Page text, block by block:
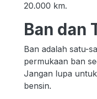
20.000 km.
Ban dan
Ban adalah satu-
permukaan ban
Jangan lupa
bensin.